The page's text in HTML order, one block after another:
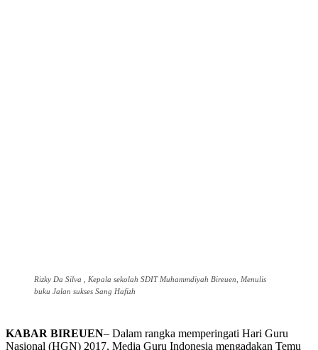
Rizky Da Silva , Kepala sekolah SDIT Muhammdiyah Bireuen, Menulis
buku Jalan sukses Sang Hafizh
KABAR BIREUEN– Dalam rangka memperingati Hari Guru
Nasional (HGN) 2017, Media Guru Indonesia mengadakan Temu